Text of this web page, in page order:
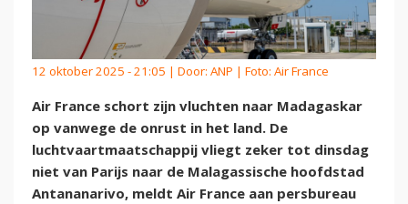
12 oktober 2025 - 21:05 | Door: ANP | Foto: Air France
Air France schort zijn vluchten naar Madagaskar
op vanwege de onrust in het land. De
luchtvaartmaatschappij vliegt zeker tot dinsdag
niet van Parijs naar de Malagassische hoofdstad
Antananarivo, meldt Air France aan persbureau